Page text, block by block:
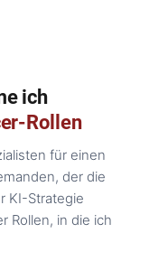
ich
Rollen
für einen
der die
KI-Strategie
Rollen, in die ich